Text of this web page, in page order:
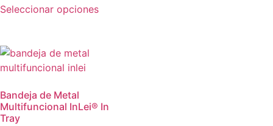
Seleccionar opciones
Bandeja de Metal
Multifuncional InLei® In
Tray